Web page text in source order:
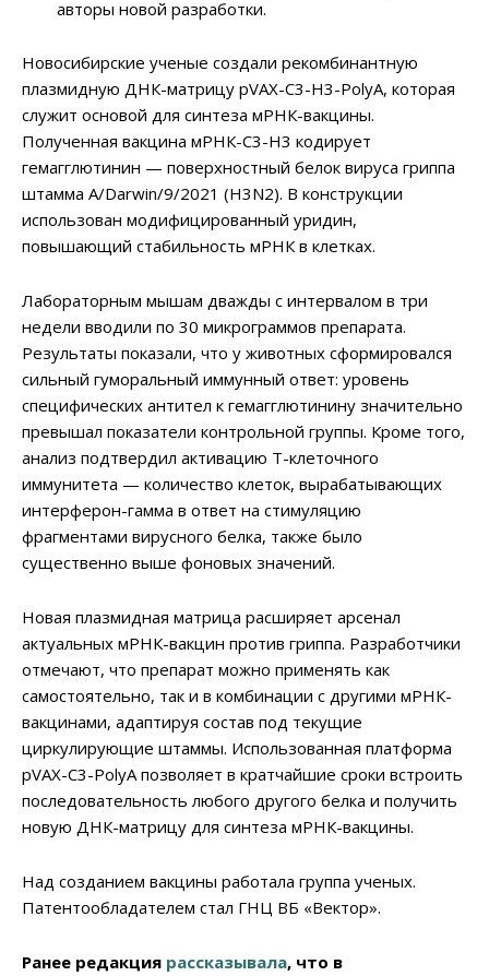
авторы новой разработки.
Новосибирские ученые создали рекомбинантную
плазмидную ДНК-матрицу pVAX-C3-H3-PolyA, которая
служит основой для синтеза мРНК-вакцины.
Полученная вакцина мРНК-С3-Н3 кодирует
гемагглютинин — поверхностный белок вируса гриппа
штамма A/Darwin/9/2021 (H3N2). В конструкции
использован модифицированный уридин,
повышающий стабильность мРНК в клетках.
Лабораторным мышам дважды с интервалом в три
недели вводили по 30 микрограммов препарата.
Результаты показали, что у животных сформировался
сильный гуморальный иммунный ответ: уровень
специфических антител к гемагглютинину значительно
превышал показатели контрольной группы. Кроме того,
анализ подтвердил активацию T-клеточного
иммунитета — количество клеток, вырабатывающих
интерферон-гамма в ответ на стимуляцию
фрагментами вирусного белка, также было
существенно выше фоновых значений.
Новая плазмидная матрица расширяет арсенал
актуальных мРНК-вакцин против гриппа. Разработчики
отмечают, что препарат можно применять как
самостоятельно, так и в комбинации с другими мРНК-
вакцинами, адаптируя состав под текущие
циркулирующие штаммы. Использованная платформа
pVAX-C3-PolyA позволяет в кратчайшие сроки встроить
последовательность любого другого белка и получить
новую ДНК-матрицу для синтеза мРНК-вакцины.
Над созданием вакцины работала группа ученых.
Патентообладателем стал ГНЦ ВБ «Вектор».
Ранее редакция рассказывала, что в